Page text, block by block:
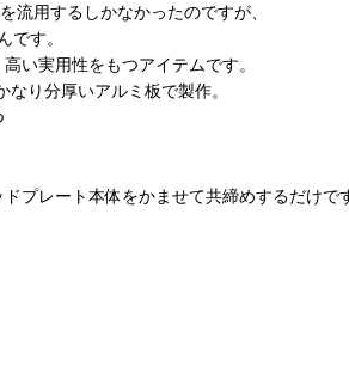
流用するしかなかったのですが、
す。
い実用性をもつアイテムです。
り分厚いアルミ板で製作。
プレート本体をかませて共締めするだけで